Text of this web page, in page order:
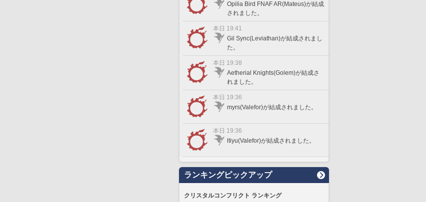
Opilia Bird FNAF AR(Mateus)が結成
されました。
本日 19:41
Gil Sync(Leviathan)が結成されまし
た。
本日 19:38
Aetherial Knights(Golem)が結成さ
れました。
本日 19:36
myrs(Valefor)が結成されました。
本日 19:36
ltiyu(Valefor)が結成されました。
ランキングピックアップ
クリスタルコンフリクト ランキング